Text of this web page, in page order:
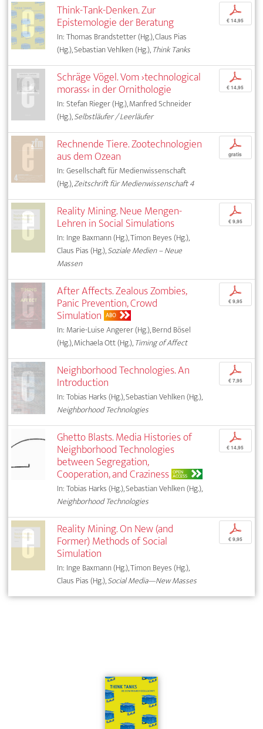
Think-Tank-Denken. Zur
Epistemologie der Beratung
In: Thomas Brandstetter (Hg.), Claus Pias
(Hg.), Sebastian Vehlken (Hg.),Think Tanks
p
€ 14,95
Schräge Vögel. Vom ›technological
morass‹ in der Ornithologie
In: Stefan Rieger (Hg.), Manfred Schneider
(Hg.),Selbstläufer / Leerläufer
p
€ 14,95
Rechnende Tiere. Zootechnologien
aus dem Ozean
In: Gesellschaft für Medienwissenschaft
(Hg.),Zeitschrift für Medienwissenschaft 4
p
gratis
Reality Mining. Neue Mengen-
Lehren in Social Simulations
In: Inge Baxmann (Hg.), Timon Beyes (Hg.),
Claus Pias (Hg.),Soziale Medien – Neue
Massen
p
€ 9,95
After Affects. Zealous Zombies,
Panic Prevention, Crowd
Simulation ABO
In: Marie-Luise Angerer (Hg.), Bernd Bösel
(Hg.), Michaela Ott (Hg.),Timing of Affect
p
€ 9,95
Neighborhood Technologies. An
Introduction
In: Tobias Harks (Hg.), Sebastian Vehlken (Hg.),
Neighborhood Technologies
p
€ 7,95
Ghetto Blasts. Media Histories of
Neighborhood Technologies
between Segregation,
Cooperation, and Craziness OPEN
ACCESS
In: Tobias Harks (Hg.), Sebastian Vehlken (Hg.),
Neighborhood Technologies
p
€ 14,95
Reality Mining. On New (and
Former) Methods of Social
Simulation
In: Inge Baxmann (Hg.), Timon Beyes (Hg.),
Claus Pias (Hg.),Social Media—New Masses
p
€ 9,95